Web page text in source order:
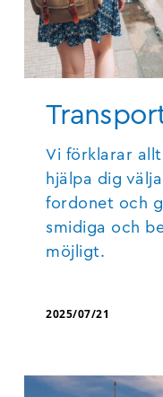
Vi förklarar
hjälpa dig
fordonet och
smidiga och
möjligt.
2025/07/21